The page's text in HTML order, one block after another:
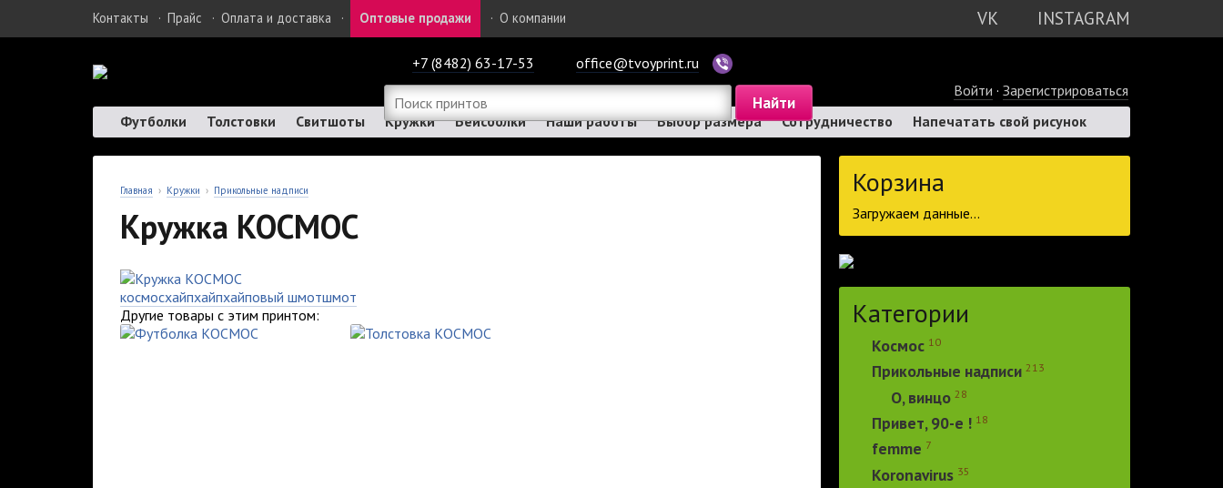
VK INSTAGRAM
Контакты · Прайс · Оплата и доставка · Оптовые продажи · О компании
+7 (8482) 63-17-53
office@tvoyprint.ru
Войти · Зарегистрироваться
Футболки
Толстовки Свитшоты Кружки Бейсболки Наши работы Выбор размера Сотрудничество Напечатать свой рисунок
Главная › Кружки › Прикольные надписи
Кружка КОСМОС
космосхайпхайпхайповый шмотшмот
Другие товары с этим принтом:
Корзина
Загружаем данные...
Категории
Космос 10
Прикольные надписи 213
О, винцо 28
Привет, 90-е ! 18
femme 7
Koronavirus 35